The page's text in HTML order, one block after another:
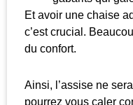
Et avoir une chaise
c’est crucial.
du confort.
Ainsi, l’assise ne
pourrez vous caler